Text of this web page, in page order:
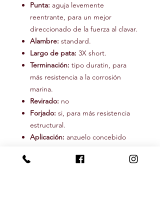
Punta: aguja levemente
reentrante, para un mejor
direccionado de la fuerza al clavar.
Alambre: standard.
Largo de pata: 3X short.
Terminación: tipo duratin, para
más resistencia a la corrosión
marina.
Revirado: no
Forjado: si, para más resistencia
estructural.
Aplicación: anzuelo concebido
medianas de agua salada, como